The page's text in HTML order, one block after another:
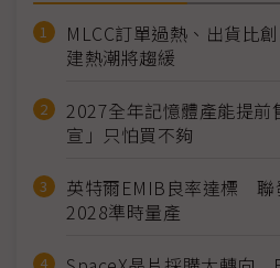
MLCC訂單過熱、出貨比
建熱潮將趨緩
2027全年記憶體產能提
宣」只怕買不夠
英特爾EMIB良率達標 聯
2028準時量產